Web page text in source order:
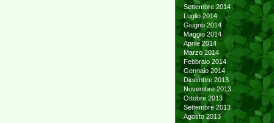
Settembre 2014
Luglio 2014
Giugno 2014
Maggio 2014
Aprile 2014
Marzo 2014
Febbraio 2014
Gennaio 2014
Dicembre 2013
Novembre 2013
Ottobre 2013
Settembre 2013
Agosto 2013